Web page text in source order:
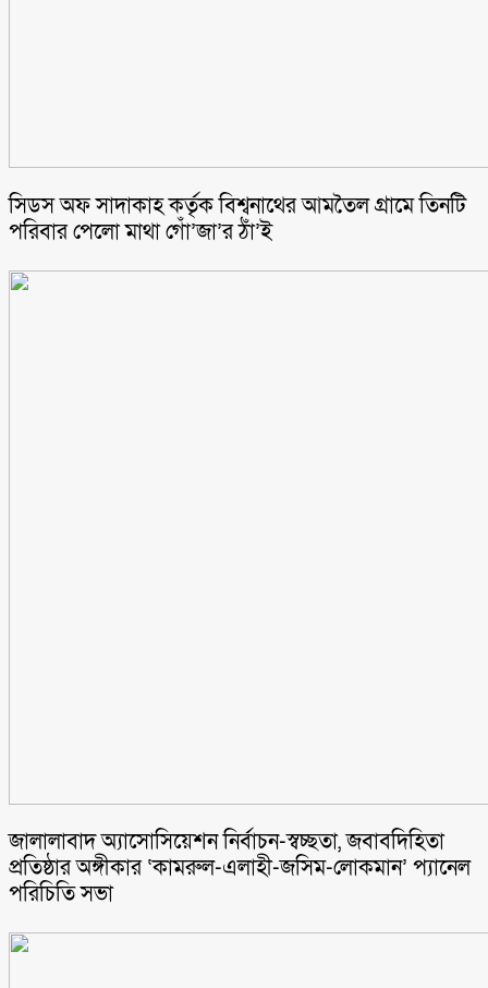
সিডস অফ সাদাকাহ কর্তৃক বিশ্বনাথের আমতৈল গ্রামে তিনটি
পরিবার পেলো মাথা গোঁ’জা’র ঠাঁ’ই
জালালাবাদ অ্যাসোসিয়েশন নির্বাচন-স্বচ্ছতা, জবাবদিহিতা
প্রতিষ্ঠার অঙ্গীকার ‘কামরুল-এলাহী-জসিম-লোকমান’ প্যানেল
পরিচিতি সভা